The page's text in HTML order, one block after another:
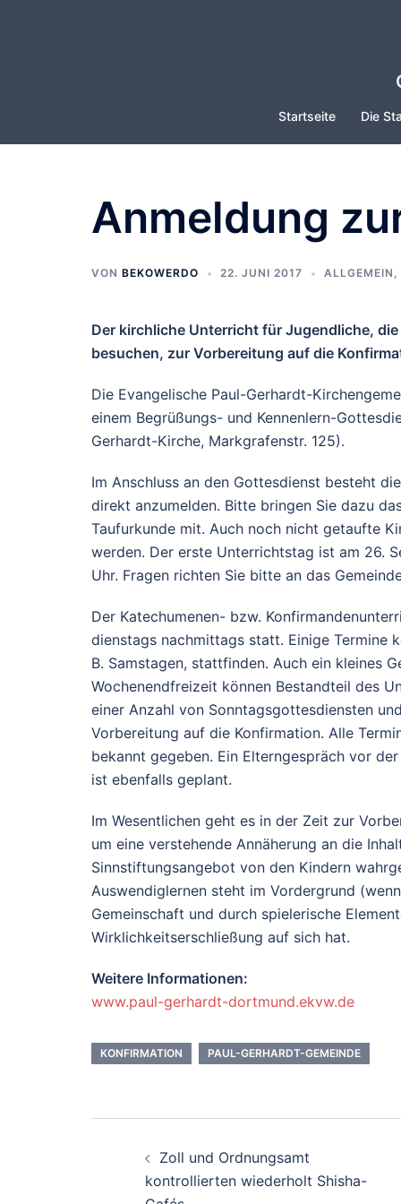
Startseite Die
Anmeldung
VON BEKOWERDO 22. JUNI 2017 ALLGEMEIN ,
Der kirchliche Unterricht für Jugendliche,
besuchen, zur Vorbereitung auf die
Die Evangelische Paul-Gerhardt-
einem Begrüßungs- und Kennenlern-
Gerhardt-Kirche, Markgrafenstr. 125).
Im Anschluss an den Gottesdienst besteht
direkt anzumelden. Bitte bringen Sie dazu
Taufurkunde mit. Auch noch nicht getaufte
werden. Der erste Unterrichtstag ist am 26.
Uhr. Fragen richten Sie bitte an das
Der Katechumenen- bzw.
dienstags nachmittags statt. Einige Termine
B. Samstagen, stattfinden. Auch ein kleines
Wochenendfreizeit können Bestandteil des
einer Anzahl von Sonntagsgottesdiensten
Vorbereitung auf die Konfirmation. Alle
bekannt gegeben. Ein Elterngespräch vor
ist ebenfalls geplant.
Im Wesentlichen geht es in der Zeit zur
um eine verstehende Annäherung an die
Sinnstiftungsangebot von den Kindern
Auswendiglernen steht im Vordergrund
Gemeinschaft und durch spielerische
Wirklichkeitserschließung auf sich hat.
Weitere Informationen:
www.paul-gerhardt-dortmund.ekvw.de
KONFIRMATION PAUL-GERHARDT-GEMEINDE
Beitrags-
Navigation
Zoll und Ordnungsamt
kontrollierten wiederholt Shisha-